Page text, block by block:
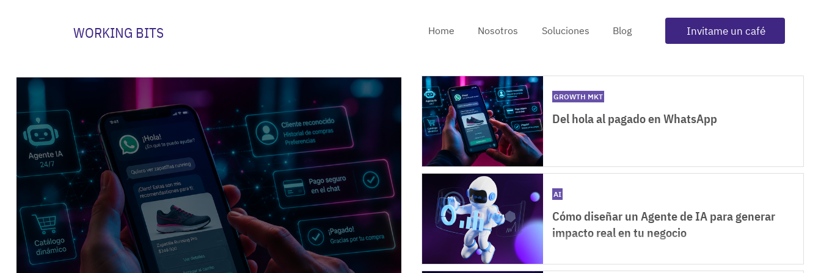
WORKING BITS Home Nosotros Soluciones Blog Invitame un café
Del hola al pagado en WhatsApp
GROWTH MKT
Cómo diseñar un Agente de IA para generar
impacto real en tu negocio
AI